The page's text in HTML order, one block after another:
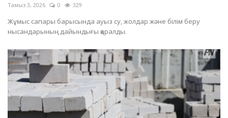
Тамыз 3, 2026 0 329
Жұмыс сапары барысында ауыз су, жолдар және білім беру
нысандарының дайындығы қаралды.